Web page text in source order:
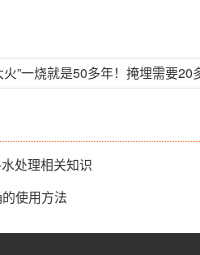
”一烧就是50多年！掩埋需要20
处理相关知识
使用方法